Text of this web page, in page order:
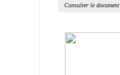
Consulter le document